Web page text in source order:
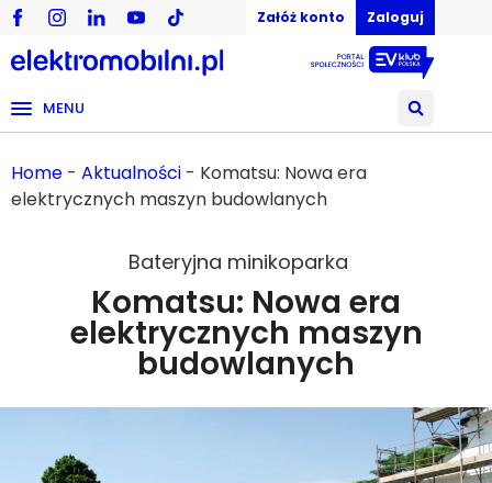
Załóż konto Zaloguj
MENU
Home - Aktualności - Komatsu: Nowa era
elektrycznych maszyn budowlanych
Bateryjna minikoparka
Komatsu: Nowa era
elektrycznych maszyn
budowlanych